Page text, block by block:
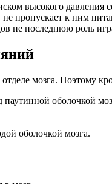
высокого давления
не пропускает к ним
не последнюю роль
мозга. Поэтому
оболочкой
оболочкой мозга.